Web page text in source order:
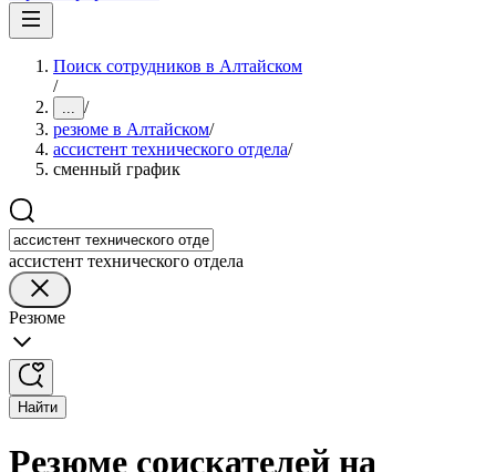
Поиск сотрудников в Алтайском
/
... /
резюме в Алтайском/
ассистент технического отдела/
сменный график
ассистент технического отдела
Резюме
Найти
Резюме соискателей на